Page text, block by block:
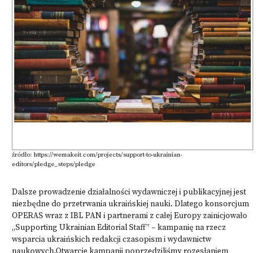
źródło: https://wemakeit.com/projects/support-to-ukrainian-
editors/pledge_steps/pledge
Dalsze prowadzenie działalności wydawniczej i publikacyjnej jest
niezbędne do przetrwania ukraińskiej nauki. Dlatego konsorcjum
OPERAS wraz z IBL PAN i partnerami z całej Europy zainicjowało
„Supporting Ukrainian Editorial Staff” – kampanię na rzecz
wsparcia ukraińskich redakcji czasopism i wydawnictw